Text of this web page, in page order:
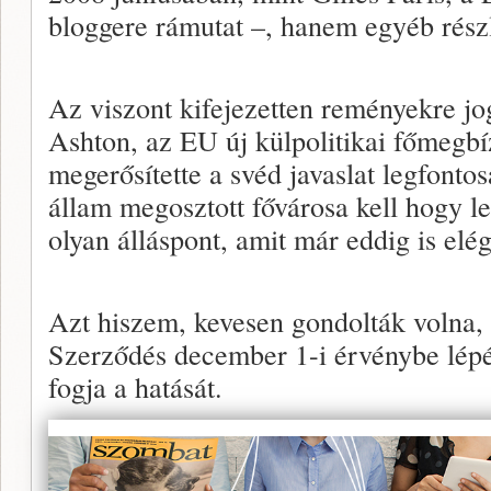
bloggere rámutat –, hanem egyéb
Az viszont kifejezetten reményekre
Ashton, az EU új külpolitikai
megerősítette a svéd javaslat
állam megosztott fővárosa kell hogy
olyan álláspont, amit már eddig is
Azt hiszem, kevesen gondolták
Szerződés december 1-i érvénybe
fogja a hatását.